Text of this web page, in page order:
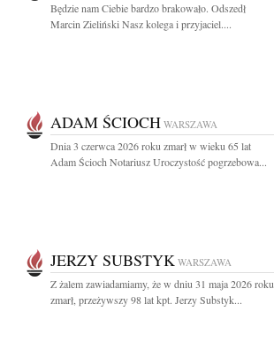
Będzie nam Ciebie bardzo brakowało. Odszedł
Marcin Zieliński Nasz kolega i przyjaciel....
ADAM ŚCIOCH WARSZAWA
Dnia 3 czerwca 2026 roku zmarł w wieku 65 lat
Adam Ścioch Notariusz Uroczystość pogrzebowa...
JERZY SUBSTYK WARSZAWA
Z żalem zawiadamiamy, że w dniu 31 maja 2026 roku
zmarł, przeżywszy 98 lat kpt. Jerzy Substyk...